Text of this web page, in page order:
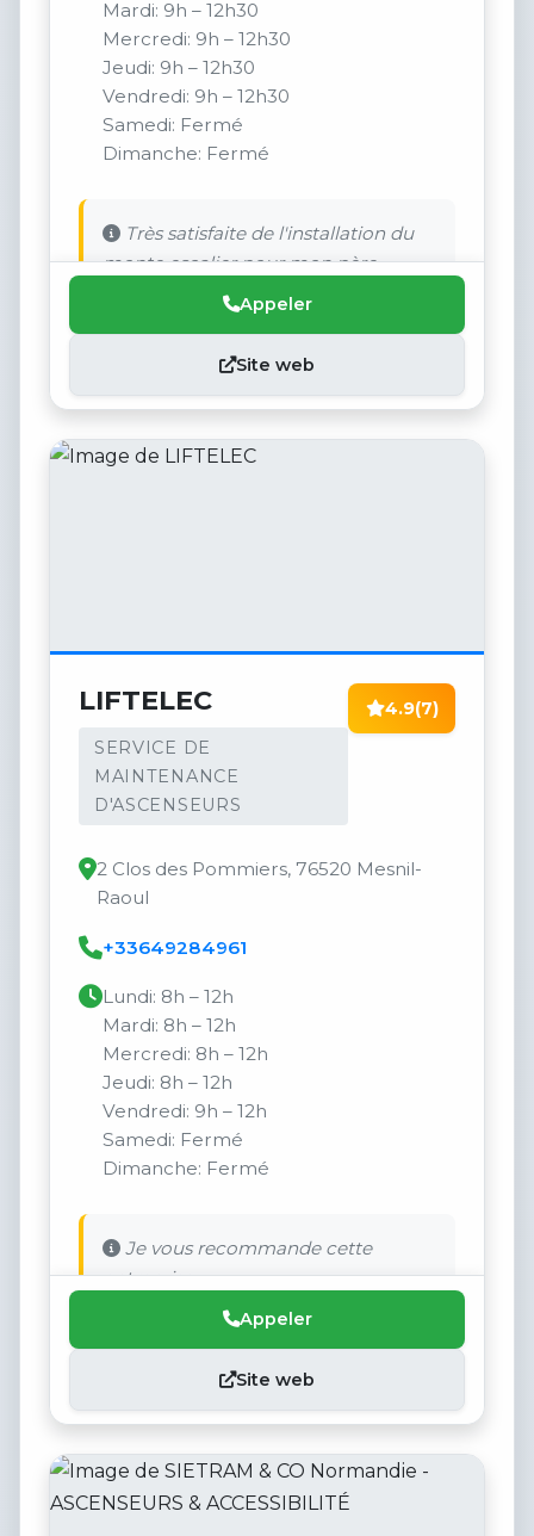
Mardi: 9h – 12h30
Mercredi: 9h – 12h30
Jeudi: 9h – 12h30
Vendredi: 9h – 12h30
Samedi: Fermé
Dimanche: Fermé
Très satisfaite de l'installation du
monte escalier pour mon père.
Appeler
Site web
LIFTELEC
SERVICE DE
MAINTENANCE
D'ASCENSEURS
4.9(7)
2 Clos des Pommiers, 76520 Mesnil-
Raoul
+33649284961
Lundi: 8h – 12h
Mardi: 8h – 12h
Mercredi: 8h – 12h
Jeudi: 8h – 12h
Vendredi: 9h – 12h
Samedi: Fermé
Dimanche: Fermé
Je vous recommande cette
entreprise.
Appeler
Site web